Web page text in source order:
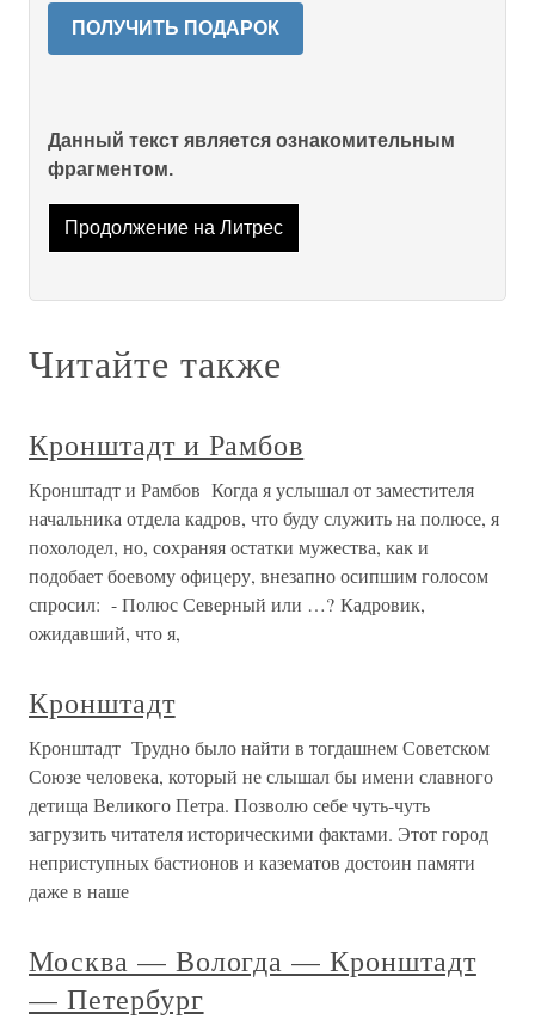
ПОЛУЧИТЬ ПОДАРОК
Данный текст является ознакомительным
фрагментом.
Продолжение на Литрес
Читайте также
Кронштадт и Рамбов
Кронштадт и Рамбов Когда я услышал от заместителя
начальника отдела кадров, что буду служить на полюсе, я
похолодел, но, сохраняя остатки мужества, как и
подобает боевому офицеру, внезапно осипшим голосом
спросил: - Полюс Северный или …? Кадровик,
ожидавший, что я,
Кронштадт
Кронштадт Трудно было найти в тогдашнем Советском
Союзе человека, который не слышал бы имени славного
детища Великого Петра. Позволю себе чуть-чуть
загрузить читателя историческими фактами. Этот город
неприступных бастионов и казематов достоин памяти
даже в наше
Москва — Вологда — Кронштадт
— Петербург